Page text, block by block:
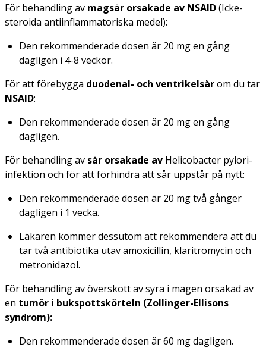
För behandling av magsår orsakade av NSAID(Icke-
steroida antiinflammatoriska medel):
Den rekommenderade dosen är 20 mg en gång
dagligen i 4-8 veckor.
För att förebygga duodenal- och ventrikelsårom du tar
NSAID:
Den rekommenderade dosen är 20 mg en gång
dagligen.
För behandling av sår orsakade av Helicobacter pylori-
infektion och för att förhindra att sår uppstår på nytt:
Den rekommenderade dosen är 20 mg två gånger
dagligen i 1 vecka.
Läkaren kommer dessutom att rekommendera att du
tar två antibiotika utav amoxicillin, klaritromycin och
metronidazol.
För behandling av överskott av syra i magen orsakad av
en tumör i bukspottskörteln (Zollinger-Ellisons
syndrom):
Den rekommenderade dosen är 60 mg dagligen.